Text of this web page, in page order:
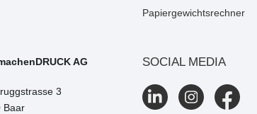
Papiergewichtsrechner
AG
3
Baar
SOCIAL MEDIA